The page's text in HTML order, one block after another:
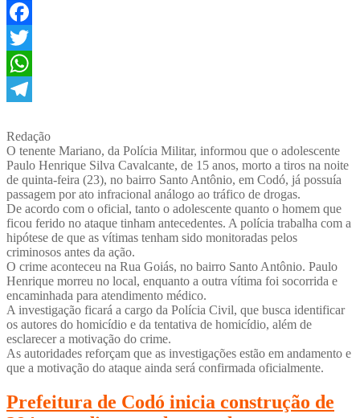
Facebook
Twitter
WhatsApp
Redação
O tenente Mariano, da Polícia Militar, informou que o adolescente
Paulo Henrique Silva Cavalcante, de 15 anos, morto a tiros na noite
de quinta-feira (23), no bairro Santo Antônio, em Codó, já possuía
passagem por ato infracional análogo ao tráfico de drogas.
De acordo com o oficial, tanto o adolescente quanto o homem que
ficou ferido no ataque tinham antecedentes. A polícia trabalha com a
hipótese de que as vítimas tenham sido monitoradas pelos
criminosos antes da ação.
O crime aconteceu na Rua Goiás, no bairro Santo Antônio. Paulo
Henrique morreu no local, enquanto a outra vítima foi socorrida e
encaminhada para atendimento médico.
A investigação ficará a cargo da Polícia Civil, que busca identificar
os autores do homicídio e da tentativa de homicídio, além de
esclarecer a motivação do crime.
As autoridades reforçam que as investigações estão em andamento e
que a motivação do ataque ainda será confirmada oficialmente.
Prefeitura de Codó inicia construção de